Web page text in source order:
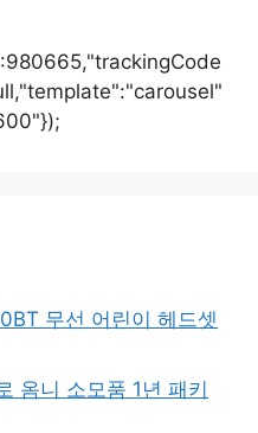
무선 어린이 헤드셋
옴니 소모품 1년 패키